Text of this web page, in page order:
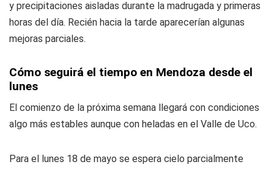
y precipitaciones aisladas durante la madrugada y primeras
horas del día. Recién hacia la tarde aparecerían algunas
mejoras parciales.
Cómo seguirá el tiempo en Mendoza desde el
lunes
El comienzo de la próxima semana llegará con condiciones
algo más estables aunque con heladas en el Valle de Uco.
Para el lunes 18 de mayo se espera cielo parcialmente